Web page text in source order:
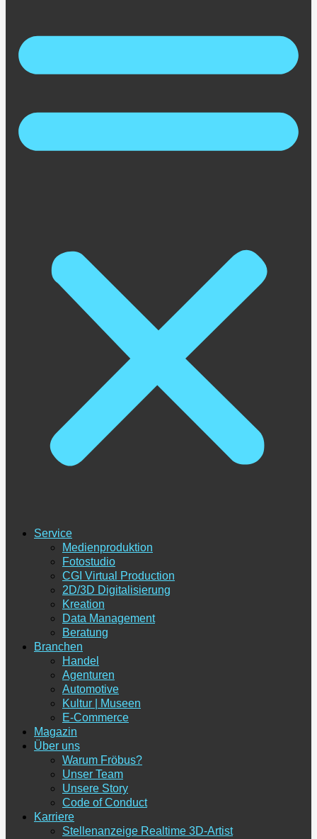
Service
Medienproduktion
Fotostudio
CGI Virtual Production
2D/3D Digitalisierung
Kreation
Data Management
Beratung
Branchen
Handel
Agenturen
Automotive
Kultur | Museen
E-Commerce
Magazin
Über uns
Warum Fröbus?
Unser Team
Unsere Story
Code of Conduct
Karriere
Stellenanzeige Realtime 3D-Artist